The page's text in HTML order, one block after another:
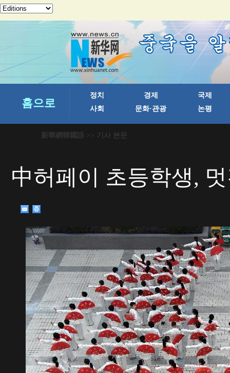
新華網韓國語 >> 기사 본문
中허페이 초등학생,